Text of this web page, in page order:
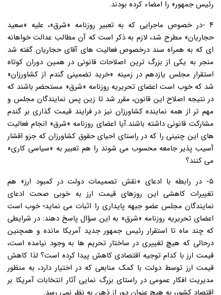
رئیس جمهور» را امضاء کرده بودند.
۴ -در خصوص ماجرایی که به تعبیر روزنامه «شرق»، علیه «سعید
حجاریان» مطرح شد، لازم به ذکر است که آن مطالب عدالت خواهانه
ای که به همراه سند درخصوص فعالیت های آقای حجاریان گفته شد
منجر به یکی از بزرگ ترین اصلاحات قانونی در همین دوران کوتاه
استقرار مجلس یازدهم در زمینه «خرید تضمینی گندم از کشاورزان»
شد که خوب است اعضای تحریریه روزنامه «شرق» مستحضر باشند که
در نتیجه اصلاح این قانون، مقرر شد تا زین پس نمایندگان مجلس و
مهم تر از همه نماینده کشاورزان نیز در فرایند قیمت گذاری بر گندم
مشارکت قانونی داشته باشند.آیا اعضای روزنامه «شرق» انجام فعالیت
های این چنینی را که در راستای احیای حقوق کشاورزان که جزو اقشار
آسیب پذیر جامعه محسوب می شوند را هم تعبیر به «سیاسی کاری»
می کنند؟
۵- در رابطه با ادعای «نقش تصمیمات دولت در کمبود ارز» هم
تغییرات کاهشی این روزهای قیمت ارز به خوبی صحت ادعای
نمایندگان مجلس عضو جبهه پایداری را اثبات می نماید؛ خوب است
اعضای تحریریه روزنامه «شرق» به این سؤال پاسخ دهند: در شرایطی
که چند ماه تا استقرار رئیس جمهور جدید آمریکا مانده و همچنین
درحالی که هیچ تغییری در ساختار تحریم ها به وجود نیامده است،
قیمت ارز با کدام توجیه اقتصادی کاهش پیدا کرده است؟ لذا کاهش
قیمت ارز توسط دولت با کمک منابعی که در اختیار دارد، به منظور
مدیریت افکار عمومی در راستای بزرگ نمایی آثار انتخابات آمریکا بر
اقتصاد کشور، به هیچ عنوان دور از ذهن به نظر نمی رسد.